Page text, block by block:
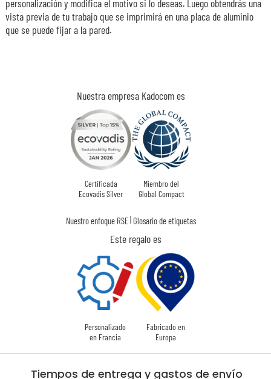
Nuestra empresa Kadocom es
Certificada
Ecovadis Silver
Miembro del
Global Compact
Nuestro enfoque RSE|Glosario de etiquetas
Este regalo es
Personalizado
en Francia
Fabricado en
Europa
personalización y modifica el motivo si lo deseas. Luego obtendrás una
vista previa de tu trabajo que se imprimirá en una placa de aluminio
que se puede fijar a la pared.
Tiempos de entrega y gastos de envío